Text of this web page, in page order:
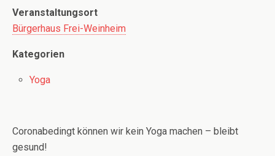
Veranstaltungsort
Bürgerhaus Frei-Weinheim
Kategorien
Yoga
Coronabedingt können wir kein Yoga machen – bleibt
gesund!